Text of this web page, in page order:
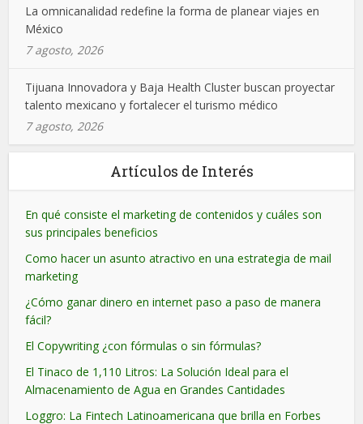
La omnicanalidad redefine la forma de planear viajes en
México
7 agosto, 2026
Tijuana Innovadora y Baja Health Cluster buscan proyectar
talento mexicano y fortalecer el turismo médico
7 agosto, 2026
Artículos de Interés
En qué consiste el marketing de contenidos y cuáles son
sus principales beneficios
Como hacer un asunto atractivo en una estrategia de mail
marketing
¿Cómo ganar dinero en internet paso a paso de manera
fácil?
El Copywriting ¿con fórmulas o sin fórmulas?
El Tinaco de 1,110 Litros: La Solución Ideal para el
Almacenamiento de Agua en Grandes Cantidades
Loggro: La Fintech Latinoamericana que brilla en Forbes